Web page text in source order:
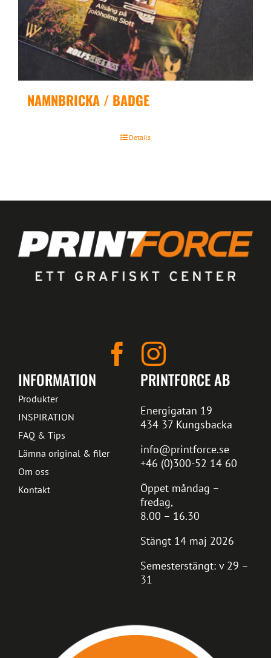
NAMNBRICKA / BADGE
Details
PRINTFORCE AB
Energigatan 19
434 37 Kungsbacka
info@printforce.se
+46 (0)300-52 14 60
Öppet måndag –
fredag,
8.00 – 16.30
Stängt 14 maj 2026
Semesterstängt: v 29 –
31
INFORMATION
Produkter
INSPIRATION
FAQ & Tips
Lämna original & filer
Om oss
Kontakt